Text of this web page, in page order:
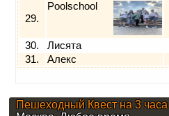
29.
Poolschool
30. Лисята
31. Алекс
Пешеходный Квест на 3 часа